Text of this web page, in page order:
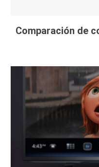
Comparación de